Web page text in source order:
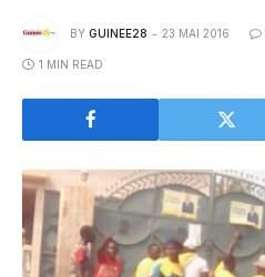
BY GUINEE28 23 MAI 2016
1 MIN READ